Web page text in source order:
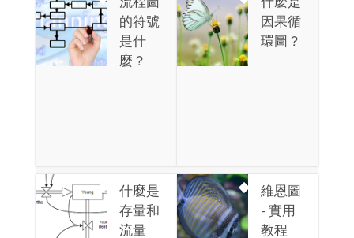
的符號
是什
麼？
因果循
環圖？
什麼是
存量和
流量
維恩圖
- 實用
教程